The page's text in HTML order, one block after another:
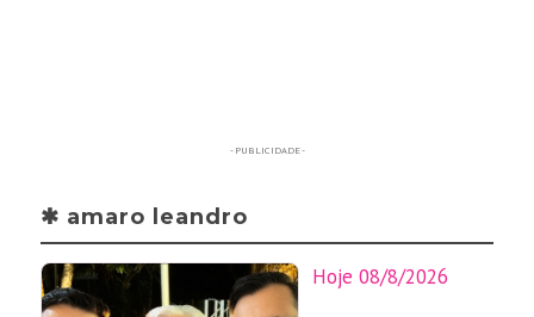
- PUBLICIDADE -
✱ amaro leandro
Hoje 08/8/2026